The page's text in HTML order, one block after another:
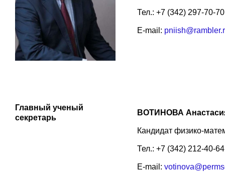
Тел.: +7 (342) 297-70-70
E-mail:
Главный ученый
секретарь
ВОТИНОВА
Кандидат физико-
Тел.: +7 (342) 212-40-64
E-mail: